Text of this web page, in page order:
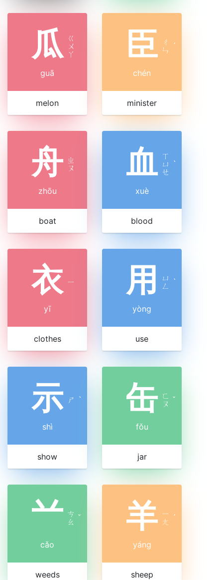
瓜
ㄍ
ㄨ
ㄚ
guā
melon
臣 ㄔ
ㄣ ˊ
chén
minister
舟 ㄓ
ㄡ
zhōu
boat
血 ㄒ
ㄩ
ㄝ
ˋ
xuè
blood
衣 ㄧ
yī
clothes
用
ㄩ
ㄥ ˋ
yòng
use
示 ㄕ ˋ
shì
show
缶 ㄈ
ㄡ ˇ
fǒu
jar
䒑 ㄘ
ㄠ ˇ
cǎo
weeds
羊 ㄧ
ㄤ ˊ
yáng
sheep